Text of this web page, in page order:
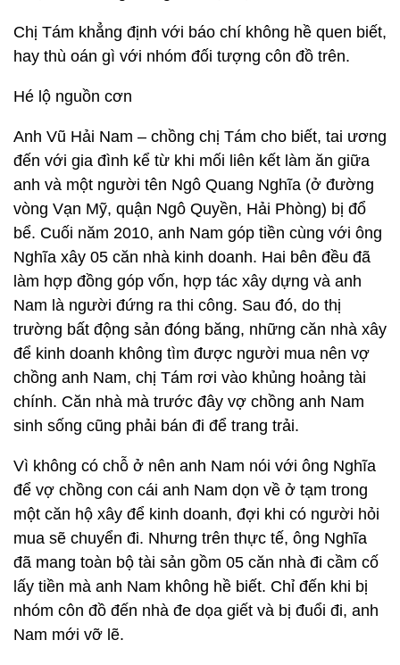
Chị Tám khẳng định với báo chí không hề quen biết,
hay thù oán gì với nhóm đối tượng côn đồ trên.
Hé lộ nguồn cơn
Anh Vũ Hải Nam – chồng chị Tám cho biết, tai ương
đến với gia đình kể từ khi mối liên kết làm ăn giữa
anh và một người tên Ngô Quang Nghĩa (ở đường
vòng Vạn Mỹ, quận Ngô Quyền, Hải Phòng) bị đổ
bể. Cuối năm 2010, anh Nam góp tiền cùng với ông
Nghĩa xây 05 căn nhà kinh doanh. Hai bên đều đã
làm hợp đồng góp vốn, hợp tác xây dựng và anh
Nam là người đứng ra thi công. Sau đó, do thị
trường bất động sản đóng băng, những căn nhà xây
để kinh doanh không tìm được người mua nên vợ
chồng anh Nam, chị Tám rơi vào khủng hoảng tài
chính. Căn nhà mà trước đây vợ chồng anh Nam
sinh sống cũng phải bán đi để trang trải.
Vì không có chỗ ở nên anh Nam nói với ông Nghĩa
để vợ chồng con cái anh Nam dọn về ở tạm trong
một căn hộ xây để kinh doanh, đợi khi có người hỏi
mua sẽ chuyển đi. Nhưng trên thực tế, ông Nghĩa
đã mang toàn bộ tài sản gồm 05 căn nhà đi cầm cố
lấy tiền mà anh Nam không hề biết. Chỉ đến khi bị
nhóm côn đồ đến nhà đe dọa giết và bị đuổi đi, anh
Nam mới vỡ lẽ.